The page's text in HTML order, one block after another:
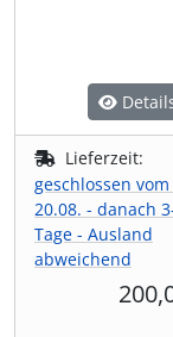
Lieferzeit:
geschlossen vom
20.08. - danach
Tage - Ausland
abweichend